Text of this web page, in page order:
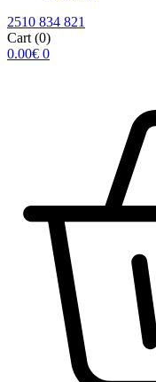
2510 834 821
Cart (0)
0.00€ 0